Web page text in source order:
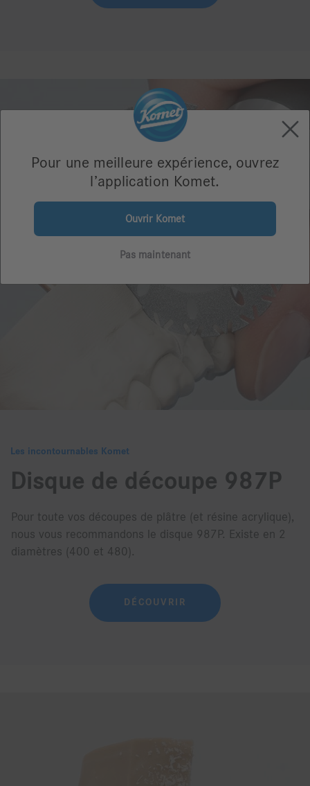
Les incontournables Komet
Disque de découpe 987P
Pour toute vos découpes de plâtre (et résine acrylique),
nous vous recommandons le disque 987P. Existe en 2
diamètres (400 et 480).
DÉCOUVRIR
Pour une meilleure expérience, ouvrez
l’application Komet.
Ouvrir Komet
Pas maintenant